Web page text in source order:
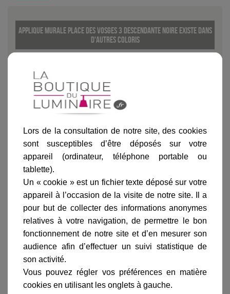
Applique murale Place des Vosges 3 descendante Noire existe dans
d'autres coloris
Blanc Rouille Vert de gris
Ajouter au panier
Informations produit
livraison
gamme complète
Lors de la consultation de notre site, des cookies
sont susceptibles d’être déposés sur votre
appareil (ordinateur, téléphone portable ou
tablette).
Un « cookie » est un fichier texte déposé sur votre
appareil à l’occasion de la visite de notre site. Il a
pour but de collecter des informations anonymes
relatives à votre navigation, de permettre le bon
fonctionnement de notre site et d’en mesurer son
audience afin d’effectuer un suivi statistique de
son activité.
Vous pouvez régler vos préférences en matière
cookies en utilisant les onglets à gauche.